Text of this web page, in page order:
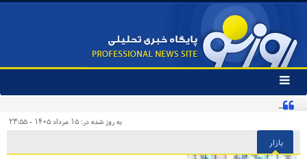
تغییر
وضعیت
منوی
ها
به روز شده در: ۱۵ مرداد ۱۴۰۵ - ۲۳:۵۵
بازار